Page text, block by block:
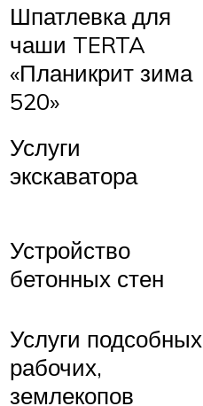
Шпатлевка для
чаши TERTA
«Планикрит зима
520»
Услуги
экскаватора
Устройство
бетонных стен
Услуги подсобных
рабочих,
землекопов